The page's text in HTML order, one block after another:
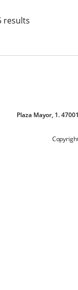
results
Plaza Mayor, 1.